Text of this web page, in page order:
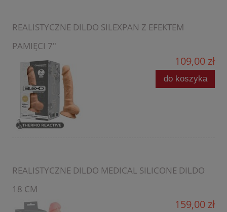
REALISTYCZNE DILDO SILEXPAN Z EFEKTEM
PAMIĘCI 7"
109,00 zł
do koszyka
REALISTYCZNE DILDO MEDICAL SILICONE DILDO
18 CM
159,00 zł